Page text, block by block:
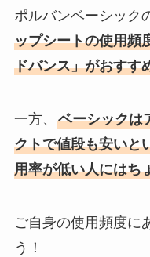
ポルバンベーシック
ップシートの使用頻
ドバンス」がおすす
一方、 ベーシックは
クトで値段も安いと
用率が低い人にはち
ご自身の使用頻度に
う！